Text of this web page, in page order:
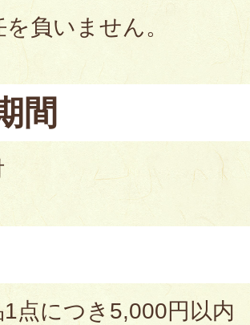
を負いません。
間
点につき5,000円以内